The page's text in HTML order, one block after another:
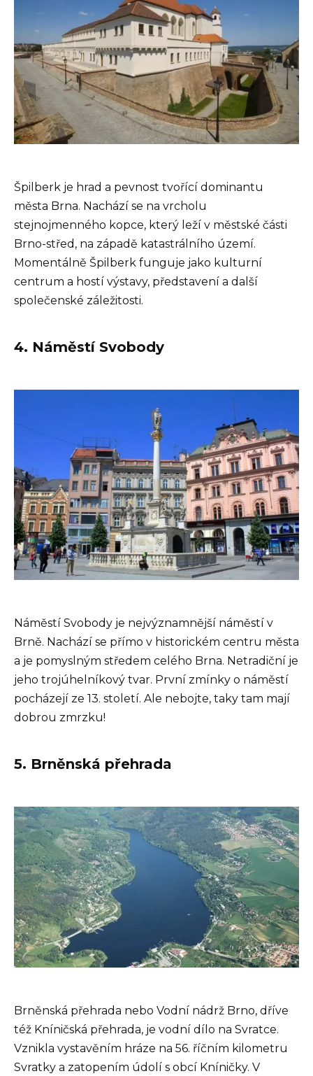
Špilberk je hrad a pevnost tvořící dominantu
města Brna. Nachází se na vrcholu
stejnojmenného kopce, který leží v městské části
Brno-střed, na západě katastrálního území.
Momentálně Špilberk funguje jako kulturní
centrum a hostí výstavy, představení a další
společenské záležitosti.
4. Náměstí Svobody
Náměstí Svobody je nejvýznamnější náměstí v
Brně. Nachází se přímo v historickém centru města
a je pomyslným středem celého Brna. Netradiční je
jeho trojúhelníkový tvar. První zmínky o náměstí
pocházejí ze 13. století. Ale nebojte, taky tam mají
dobrou zmrzku!
5. Brněnská přehrada
Brněnská přehrada nebo Vodní nádrž Brno, dříve
též Kníničská přehrada, je vodní dílo na Svratce.
Vznikla vystavěním hráze na 56. říčním kilometru
Svratky a zatopením údolí s obcí Kníničky. V